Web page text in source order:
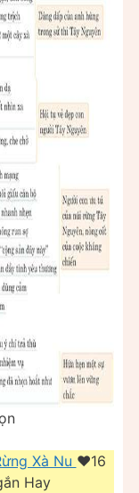
Xà Nu ❤️️16
Hay